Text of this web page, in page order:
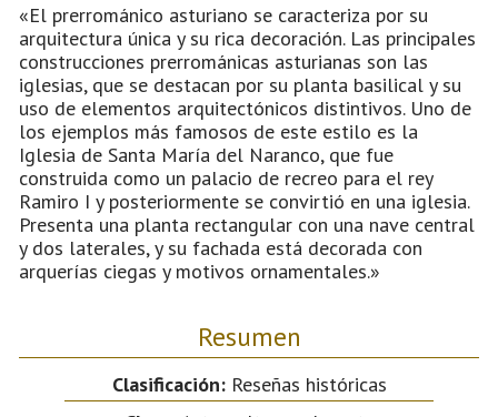
«El prerrománico asturiano se caracteriza por su
arquitectura única y su rica decoración. Las principales
construcciones prerrománicas asturianas son las
iglesias, que se destacan por su planta basilical y su
uso de elementos arquitectónicos distintivos. Uno de
los ejemplos más famosos de este estilo es la
Iglesia de Santa María del Naranco, que fue
construida como un palacio de recreo para el rey
Ramiro I y posteriormente se convirtió en una iglesia.
Presenta una planta rectangular con una nave central
y dos laterales, y su fachada está decorada con
arquerías ciegas y motivos ornamentales.»
Resumen
Clasificación:Reseñas históricas